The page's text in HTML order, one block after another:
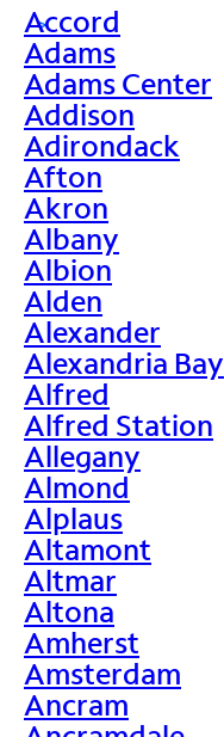
>
Accord
Adams
Adams Center
Addison
Adirondack
Afton
Akron
Albany
Albion
Alden
Alexander
Alexandria Bay
Alfred
Alfred Station
Allegany
Almond
Alplaus
Altamont
Altmar
Altona
Amherst
Amsterdam
Ancram